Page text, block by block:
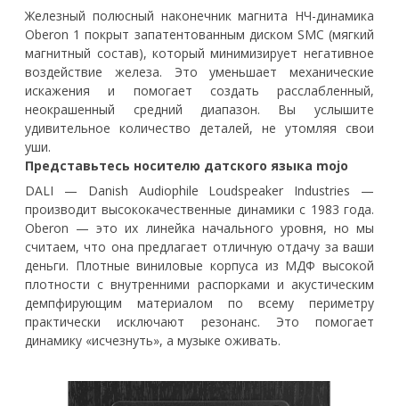
Железный полюсный наконечник магнита НЧ-динамика
Oberon 1 покрыт запатентованным диском SMC (мягкий
магнитный состав), который минимизирует негативное
воздействие железа. Это уменьшает механические
искажения и помогает создать расслабленный,
неокрашенный средний диапазон. Вы услышите
удивительное количество деталей, не утомляя свои
уши.
Представьтесь носителю датского языка mojo
DALI — Danish Audiophile Loudspeaker Industries —
производит высококачественные динамики с 1983 года.
Oberon — это их линейка начального уровня, но мы
считаем, что она предлагает отличную отдачу за ваши
деньги. Плотные виниловые корпуса из МДФ высокой
плотности с внутренними распорками и акустическим
демпфирующим материалом по всему периметру
практически исключают резонанс. Это помогает
динамику «исчезнуть», а музыке оживать.